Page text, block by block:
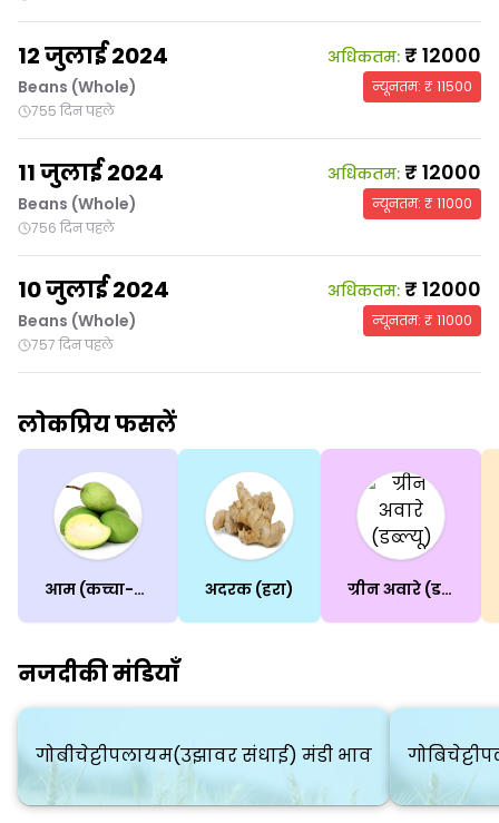
12 जुलाई 2024
Beans (Whole)
755 दिन पहले
अधिकतम: ₹ 12000
न्यूनतम: ₹11500
11 जुलाई 2024
Beans (Whole)
756 दिन पहले
अधिकतम: ₹ 12000
न्यूनतम: ₹11000
10 जुलाई 2024
Beans (Whole)
757 दिन पहले
अधिकतम: ₹ 12000
न्यूनतम: ₹11000
लोकप्रिय फसलें
आम (कच्चा-पका) अदरक (हरा) ग्रीन अवारे (डब्ल्यू)
नजदीकी मंडियाँ
गोबीचेट्टीपलायम(उझावर संधाई) मंडी भाव